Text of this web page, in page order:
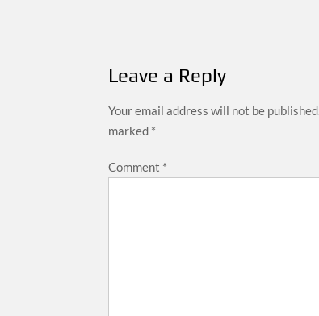
Leave a Reply
Your email address will not be published.
marked *
Comment *